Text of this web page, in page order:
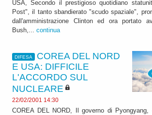
USA, Secondo il prestigioso quotidiano
Post", il tanto sbandierato "scudo spaziale",
dall'amministrazione Clinton ed ora portato
Bush,... continua
DIFESA
COREA DEL NORD
E USA: DIFFICILE
L'ACCORDO SUL
NUCLEARE
22/02/2001 14:30
COREA DEL NORD, Il governo di Pyongyang,